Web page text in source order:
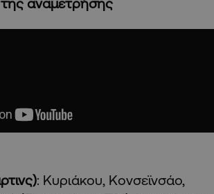
: Κυριάκου, Κονσεϊνσάο,